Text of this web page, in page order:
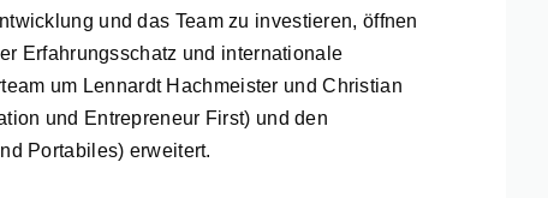
und das Team zu investieren, öffnen
Erfahrungsschatz und internationale
um Lennardt Hachmeister und Christian
und Entrepreneur First) und den
Portabiles) erweitert.